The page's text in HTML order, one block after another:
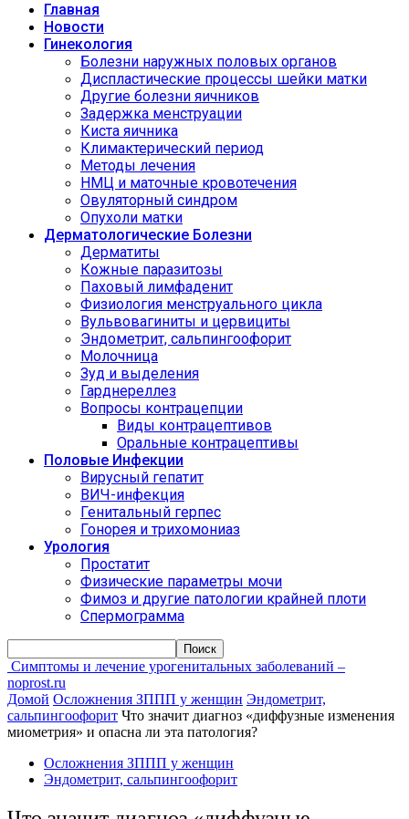
Главная
Новости
Гинекология
Болезни наружных половых органов
Диспластические процессы шейки матки
Другие болезни яичников
Задержка менструации
Киста яичника
Климактерический период
Методы лечения
НМЦ и маточные кровотечения
Овуляторный синдром
Опухоли матки
Дерматологические Болезни
Дерматиты
Кожные паразитозы
Паховый лимфаденит
Физиология менструального цикла
Вульвовагиниты и цервициты
Эндометрит, сальпингоофорит
Молочница
Зуд и выделения
Гарднереллез
Вопросы контрацепции
Виды контрацептивов
Оральные контрацептивы
Половые Инфекции
Вирусный гепатит
ВИЧ-инфекция
Генитальный герпес
Гонорея и трихомониаз
Урология
Простатит
Физические параметры мочи
Фимоз и другие патологии крайней плоти
Спермограмма
Симптомы и лечение урогенитальных заболеваний –
noprost.ru
Домой Осложнения ЗППП у женщин Эндометрит,
сальпингоофорит Что значит диагноз «диффузные изменения
миометрия» и опасна ли эта патология?
Осложнения ЗППП у женщин
Эндометрит, сальпингоофорит